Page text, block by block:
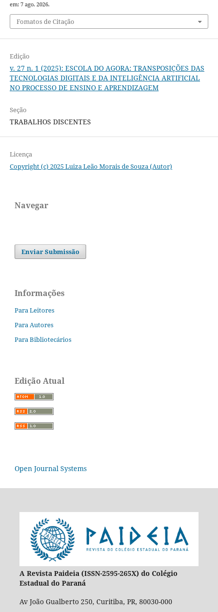
em: 7 ago. 2026.
Fomatos de Citação
Edição
v. 27 n. 1 (2025): ESCOLA DO AGORA: TRANSPOSIÇÕES DAS
TECNOLOGIAS DIGITAIS E DA INTELIGÊNCIA ARTIFICIAL
NO PROCESSO DE ENSINO E APRENDIZAGEM
Seção
TRABALHOS DISCENTES
Licença
Copyright (c) 2025 Luiza Leão Morais de Souza (Autor)
Navegar
Enviar Submissão
Informações
Para Leitores
Para Autores
Para Bibliotecários
Edição Atual
Open Journal Systems
A Revista Paideia (ISSN-2595-265X) do Colégio
Estadual do Paraná
Av João Gualberto 250, Curitiba, PR, 80030-000